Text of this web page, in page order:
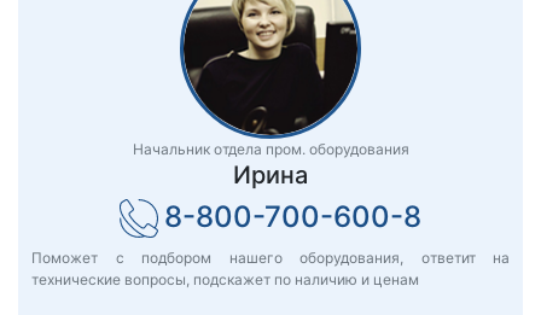
Начальник отдела пром. оборудования
Ирина
8-800-700-600-8
Поможет с подбором нашего оборудования, ответит на
технические вопросы, подскажет по наличию и ценам